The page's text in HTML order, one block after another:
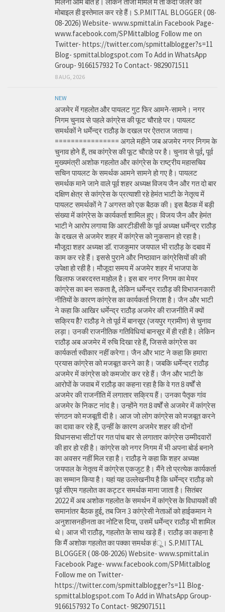
मोबाइल ही इस्तेमाल कर रहे हैं। S.P.MITTAL BLOGGER ( 08-
08-2026) Website- www.spmittal.in Facebook Page-
www.facebook.com/SPMittalblog Follow me on
Twitter- https://twitter.com/spmittalblogger?s=11
Blog- spmittal.blogspot.com To Add in WhatsApp
Group- 9166157932 To Contact- 9829071511
8 AUG, 2026
NEW
अजमेर में गहलोत और पायलट गुट फिर आमने-सामने। नगर
निगम चुनाव से पहले कांग्रेस की फूट चौराहे पर। पायलट
समर्थकों ने धर्मेन्द्र राठौड़ के दखल पर ऐतराज जताया।
================ अगले महीने जब अजमेर नगर निगम के
चुनाव होने हैं, तब कांग्रेस की फूट चौराहे पर है। चुनाव से पूर्व, पूर्व
मुख्यमंत्री अशोक गहलोत और कांग्रेस के राष्ट्रीय महासचिव
सचिन पायलट के समर्थक आमने सामने हो गए है। पायलट
समर्थक माने जाने वाले पूर्व शहर अध्यक्ष विजय जैन और गत दो बार
दक्षिण क्षेत्र से कांग्रेस के प्रत्याशी रहे हेमंत भाटी के नेतृत्व में
पायलट समर्थकों ने 7 अगस्त को एक बैठक की। इस बैठक में बड़ी
संख्या में कांग्रेस के कार्यकर्ता शामिल हुए। विजय जैन और हेमंत
भाटी ने आरोप लगाया कि आरटीडीसी के पूर्व अध्यक्ष धर्मेन्द्र राठौड़
के दखल से अजमेर शहर में कांग्रेस को नुकसान हो रहा है।
मौजूदा शहर अध्यक्ष डॉ. राजकुमार जयपाल भी राठौड़ के दबाव में
काम कर रहे हैं। इससे पुराने और निष्ठावान कांग्रेसियों की की
उपेक्षा हो रही है। मौजूदा समय में अजमेर शहर में भाजपा के
खिलाफ जबरदस्त माहोल है। इस बार नगर निगम का मेयर
कांग्रेस का बन सकता है, लेकिन धर्मेन्द्र राठौड़ की विभाजनकारी
नीतियों के कारण कांग्रेस का कार्यकर्ता निराश है। जैन और भाटी
ने कहा कि आखिर धर्मेन्द्र राठौड़ अजमेर की राजनीति में क्यों
सक्रिय हैै? राठौड़ ने तो पूर्व में बानसूर (जयपुर ग्रामीण) से चुनाव
लड़ा। उनकी राजनीतिक गतिविधियां बानसूर में ही रही है। लेकिन
राठौड़ अब अजमेर में रुचि दिखा रहे हैं, जिससे कांग्रेस का
कार्यकर्ता स्वीकार नहीं करेगा। जैन और भाट ने कहा कि हमारा
प्रयास कांग्रेस को मजबूत करने का है। जबकि धर्मेन्द्र राठौड़
अजमेर में कांग्रेस को कमजोर कर रहे हैं। जैन और भाटी के
आरोपों के जवाब में राठौड़ का कहना रहा है कि वे गत 8 वर्षों से
अजमेर की राजनीति में लगातार सक्रिय हैं। उनका पैतृक गांव
अजमेर के निकट नांद है। उन्होंने गत 8 वर्षों से अजमेर में कांग्रेस
संगठन को मजबूती दी है। आज जो लोग कांग्रेस को मजबूत करने
का दावा कर रहे हैं, उन्हीं के कारण अजमेर शहर की दोनों
विधानसभा सीटों पर गत पांच बार से लगातार कांग्रेस उम्मीदवारों
की हार हो रही है। कांग्रेस को नगर निगम में भी अपना बोर्ड बनाने
का अवसर नहीं मिल रहा है। राठौड़ ने कहा कि शहर अध्यक्ष
जयपाल के नेतृत्व में कांग्रेस एकजुट है। मैंने तो प्रत्येक कार्यकर्ता
का सम्मान किया है। यहां यह उल्लेखनीय है कि धर्मेन्द्र राठौड़ को
पूर्व सीएम गहलोत का कट्टर समर्थक माना जाता है। सितंबर
2022 में अब अशोक गहलोत के समर्थन में कांग्रेस के विधायकों की
समानांतर बैठक हुई, तब जिन 3 कांग्रेसी नेताओं को हाईकमान ने
अनुशासनहीनता का नोटिस दिया, उसमें धर्मेन्द्र राठौड़ भी शामिल
थे। आज भी राठौड़, गहलोत के साथ खड़े हैं। राठौड़ का कहना है
कि मैं अशोक गहलोत का पक्का समर्थक हंू। S.P.MITTAL
BLOGGER ( 08-08-2026) Website- www.spmittal.in
Facebook Page- www.facebook.com/SPMittalblog
Follow me on Twitter-
https://twitter.com/spmittalblogger?s=11 Blog-
spmittal.blogspot.com To Add in WhatsApp Group-
9166157932 To Contact- 9829071511